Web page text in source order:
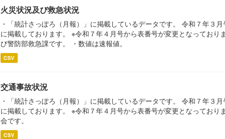
火災状況及び救急状況
・「統計さっぽろ（月報）」に掲載しているデータです。 令和７年３
に掲載しております。 ※令和７年４月号から表番号が変更となってお
び警防部救急課です。 ・数値は速報値。
CSV
交通事故状況
・「統計さっぽろ（月報）」に掲載しているデータです。 令和７年３
に掲載しております。 ※令和７年４月号から表番号が変更となってお
会です。
CSV